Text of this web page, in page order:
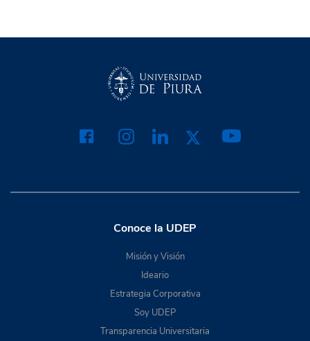
Conoce la UDEP
Misión y Visión
Ideario
Estrategia Corporativa
Soy UDEP
Transparencia Universitaria